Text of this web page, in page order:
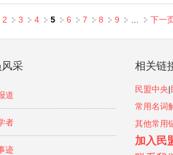
2 3 4 5 6 7 8 9 下一
风采
道
者
迹
相关链
民盟中央|
常用名词
其他常用
加入民